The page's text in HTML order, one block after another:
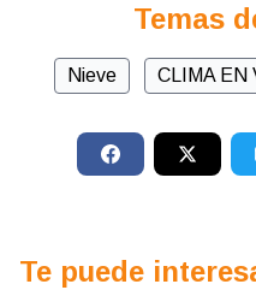
Temas
Nieve CLIMA EN
Te puede